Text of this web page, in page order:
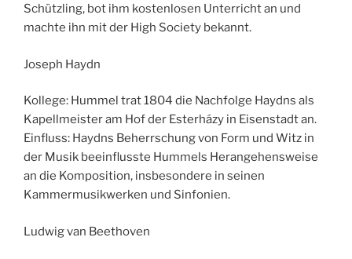
Schützling, bot ihm kostenlosen Unterricht an und
machte ihn mit der High Society bekannt.
Joseph Haydn
Kollege: Hummel trat 1804 die Nachfolge Haydns als
Kapellmeister am Hof der Esterházy in Eisenstadt an.
Einfluss: Haydns Beherrschung von Form und Witz in
der Musik beeinflusste Hummels Herangehensweise
an die Komposition, insbesondere in seinen
Kammermusikwerken und Sinfonien.
Ludwig van Beethoven